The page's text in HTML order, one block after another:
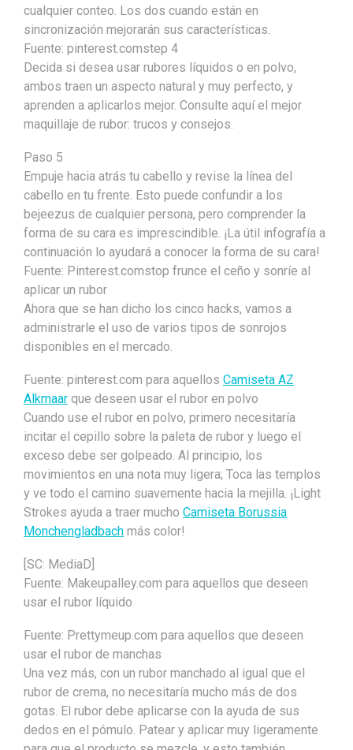
cualquier conteo. Los dos cuando están en
sincronización mejorarán sus características.
Fuente: pinterest.comstep 4
Decida si desea usar rubores líquidos o en polvo,
ambos traen un aspecto natural y muy perfecto, y
aprenden a aplicarlos mejor. Consulte aquí el mejor
maquillaje de rubor: trucos y consejos.
Paso 5
Empuje hacia atrás tu cabello y revise la línea del
cabello en tu frente. Esto puede confundir a los
bejeezus de cualquier persona, pero comprender la
forma de su cara es imprescindible. ¡La útil infografía a
continuación lo ayudará a conocer la forma de su cara!
Fuente: Pinterest.comstop frunce el ceño y sonríe al
aplicar un rubor
Ahora que se han dicho los cinco hacks, vamos a
administrarle el uso de varios tipos de sonrojos
disponibles en el mercado.
Fuente: pinterest.com para aquellos Camiseta AZ
Alkmaar que deseen usar el rubor en polvo
Cuando use el rubor en polvo, primero necesitaría
incitar el cepillo sobre la paleta de rubor y luego el
exceso debe ser golpeado. Al principio, los
movimientos en una nota muy ligera; Toca las templos
y ve todo el camino suavemente hacia la mejilla. ¡Light
Strokes ayuda a traer mucho Camiseta Borussia
Monchengladbach más color!
[SC: MediaD]
Fuente: Makeupalley.com para aquellos que deseen
usar el rubor líquido
Fuente: Prettymeup.com para aquellos que deseen
usar el rubor de manchas
Una vez más, con un rubor manchado al igual que el
rubor de crema, no necesitaría mucho más de dos
gotas. El rubor debe aplicarse con la ayuda de sus
dedos en el pómulo. Patear y aplicar muy ligeramente